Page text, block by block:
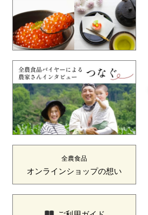
全農食品
オンラインショップの想い
売り切れ